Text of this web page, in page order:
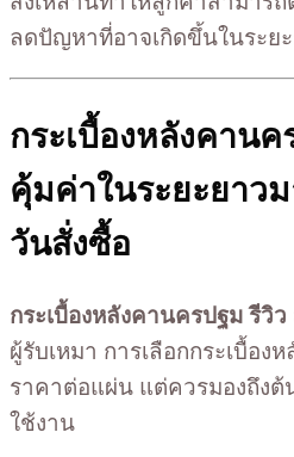
ลดปัญหาที่อาจเกิดขึ้นในระย
กระเบื้องหลังคาน
คุ้มค่าในระยะยาว
วันสั่งซื้อ
กระเบื้องหลังคานครปฐม รีวิว
ผู้รับเหมา การเลือกกระเบื้อง
ราคาต่อแผ่น แต่ควรมองถึง
ใช้งาน